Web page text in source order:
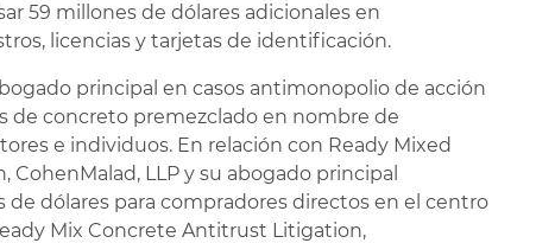
59 millones de dólares adicionales en
licencias y tarjetas de identificación.
principal en casos antimonopolio de acción
de concreto premezclado en nombre de
e individuos. En relación con Ready Mixed
LLP y su abogado principal
de dólares para compradores directos en el centro
Mix Concrete Antitrust Litigation,